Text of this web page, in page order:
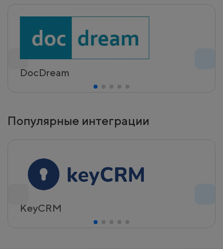
DocDream
Популярные интеграции
KeyCRM